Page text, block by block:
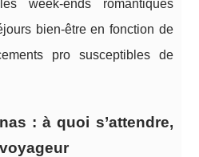
week-ends romantiques
bien-être en fonction de
pro susceptibles de
: à quoi s’attendre,